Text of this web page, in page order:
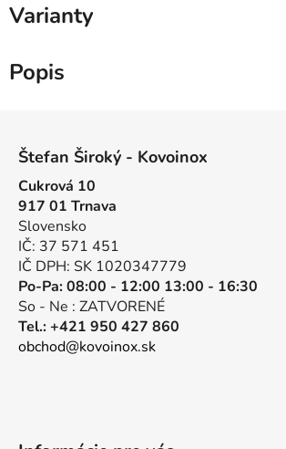
Varianty
Popis
Štefan Široký - Kovoinox
Cukrová 10
917 01 Trnava
Slovensko
IČ: 37 571 451
IČ DPH: SK 1020347779
Po-Pa: 08:00 - 12:00 13:00 - 16:30
So - Ne : ZATVORENÉ
Tel.: +421 950 427 860
obchod@kovoinox.sk